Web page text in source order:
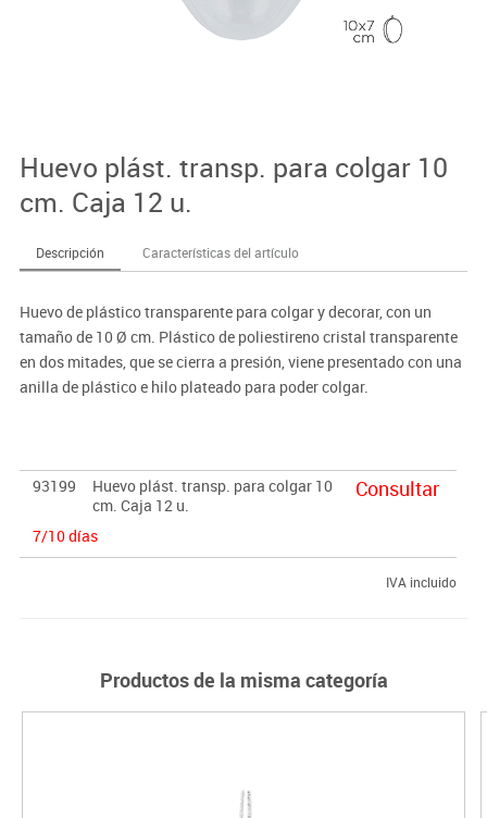
Huevo plást. transp. para colgar 10
cm. Caja 12 u.
Descripción Características del artículo
Huevo de plástico transparente para colgar y decorar, con un
tamaño de 10 Ø cm. Plástico de poliestireno cristal transparente
en dos mitades, que se cierra a presión, viene presentado con una
anilla de plástico e hilo plateado para poder colgar.
93199
Huevo plást. transp. para colgar 10
cm. Caja 12 u.
7/10 días
Consultar
IVA incluido
Productos de la misma categoría